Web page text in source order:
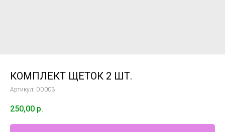
КОМПЛЕКТ ЩЕТОК 2 ШТ.
Артикул: DD003
250,00 р.